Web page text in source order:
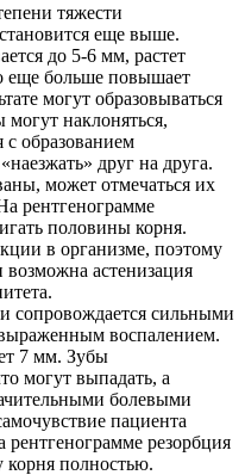
тяжести
еще выше.
до 5-6 мм, растет
еще больше повышает
могут образовываться
могут наклоняться,
с образованием
друг на друга.
может отмечаться их
рентгенограмме
половины корня.
в организме, поэтому
астенизация
сопровождается сильными
воспалением.
7 мм. Зубы
могут выпадать, а
болевыми
пациента
резорбция
корня полностью.